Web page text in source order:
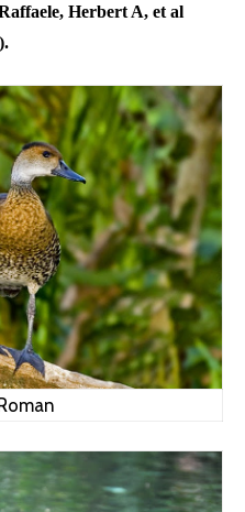
Herbert A, et al